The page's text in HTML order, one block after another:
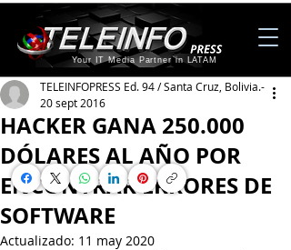
Your IT Media Partner in LATAM
HACKER GANA 250.000
DÓLARES AL AÑO POR
ENCONTRAR ERRORES DE
SOFTWARE
TELEINFOPRESS Ed. 94 / Santa Cruz, Bolivia.-
20 sept 2016
Actualizado: 11 may 2020